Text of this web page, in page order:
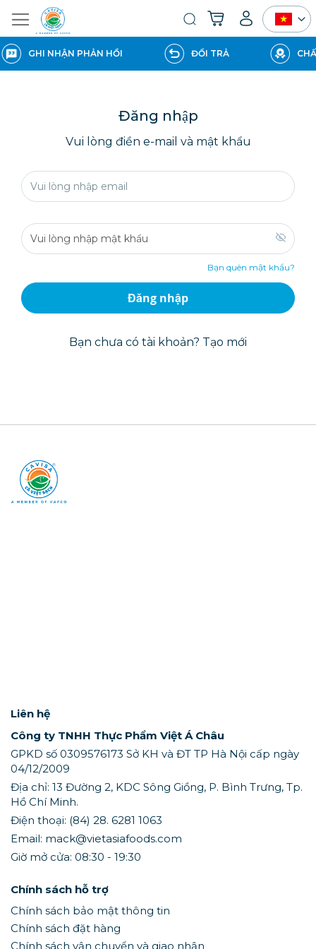
kiếm
Giỏ hàng của tôi
GHI NHẬN PHẢN HỒI ĐỔI TRẢ
Đăng nhập
Vui lòng điền e-mail và mật khẩu
Bạn quên mật khẩu?
Đăng nhập
Bạn chưa có tài khoản? Tạo mới
Liên hệ
Công ty TNHH Thực Phẩm Việt Á Châu
GPKD số 0309576173 Sở KH và ĐT TP Hà Nội cấp ngày
04/12/2009
Địa chỉ: 13 Đường 2, KDC Sông Giồng, P. Bình Trưng, Tp.
Hồ Chí Minh.
Điện thoại: (84) 28. 6281 1063
Email: mack@vietasiafoods.com
Giờ mở cửa: 08:30 - 19:30
Chính sách hỗ trợ
Chính sách bảo mật thông tin
Chính sách đặt hàng
Chính sách vận chuyển và giao nhận